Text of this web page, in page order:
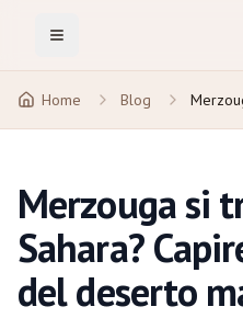
Toggle Menu
Home Blog
Merzouga si
Sahara?
del deserto